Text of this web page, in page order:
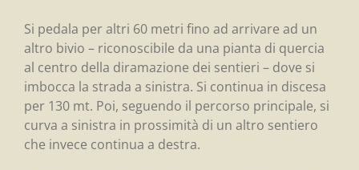
Si pedala per altri 60 metri fino ad arrivare ad un
altro bivio – riconoscibile da una pianta di quercia
al centro della diramazione dei sentieri – dove si
imbocca la strada a sinistra. Si continua in discesa
per 130 mt. Poi, seguendo il percorso principale, si
curva a sinistra in prossimità di un altro sentiero
che invece continua a destra.